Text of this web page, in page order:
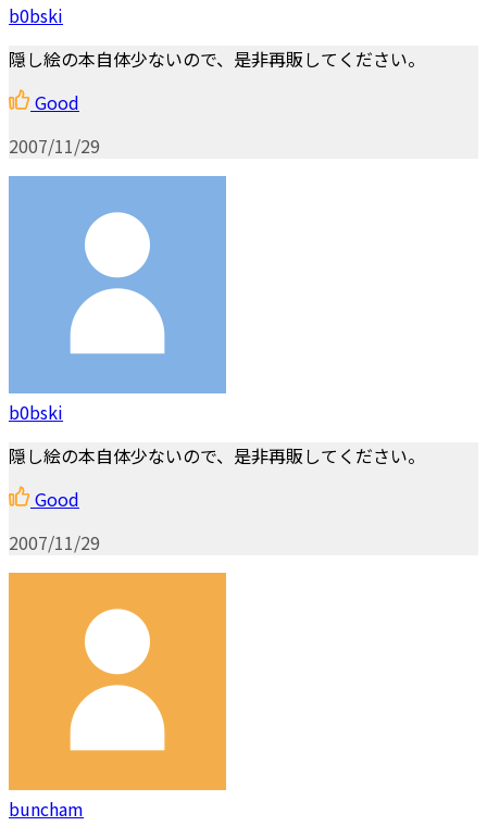
b0bski
隠し絵の本自体少ないので、是非再販してください。
Good
2007/11/29
b0bski
隠し絵の本自体少ないので、是非再販してください。
Good
2007/11/29
buncham